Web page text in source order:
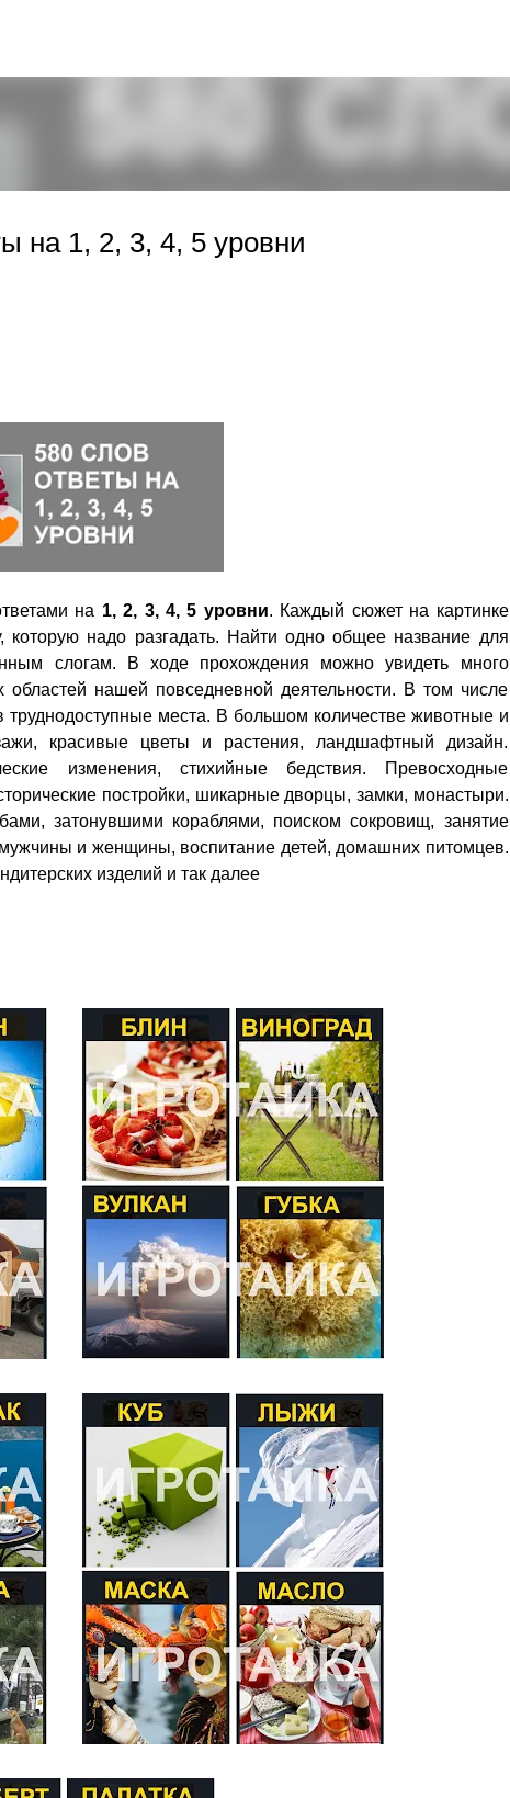
на 1, 2, 3, 4, 5 уровни
на 1, 2, 3, 4, 5 уровни. Каждый сюжет на картинке
которую надо разгадать. Найти одно общее название для
слогам. В ходе прохождения можно увидеть много
нашей повседневной деятельности. В том числе
труднодоступные места. В большом количестве животные и
красивые цветы и растения, ландшафтный дизайн.
изменения, стихийные бедствия. Превосходные
постройки, шикарные дворцы, замки, монастыри.
затонувшими кораблями, поиском сокровищ, занятие
и женщины, воспитание детей, домашних питомцев.
изделий и так далее